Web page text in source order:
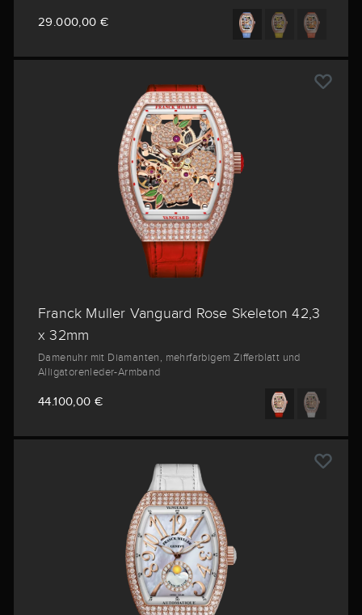
29.000,00 €
Franck Muller Vanguard Rose Skeleton 42,3
x 32mm
Damenuhr mit Diamanten, mehrfarbigem Zifferblatt und
Alligatorenleder-Armband
44.100,00 €